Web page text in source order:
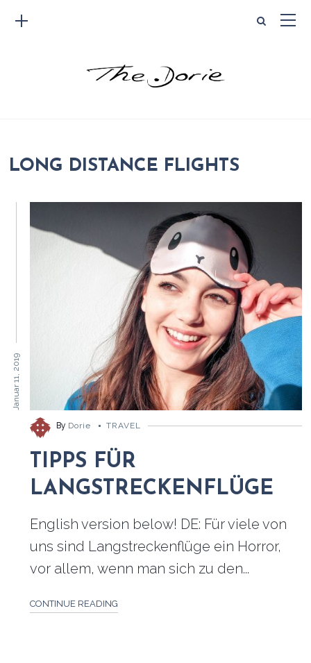
LONG DISTANCE FLIGHTS
Januar 11, 2019
By Dorie TRAVEL
TIPPS FÜR
LANGSTRECKENFLÜGE
English version below! DE: Für viele von
uns sind Langstreckenflüge ein Horror,
vor allem, wenn man sich zu den...
CONTINUE READING